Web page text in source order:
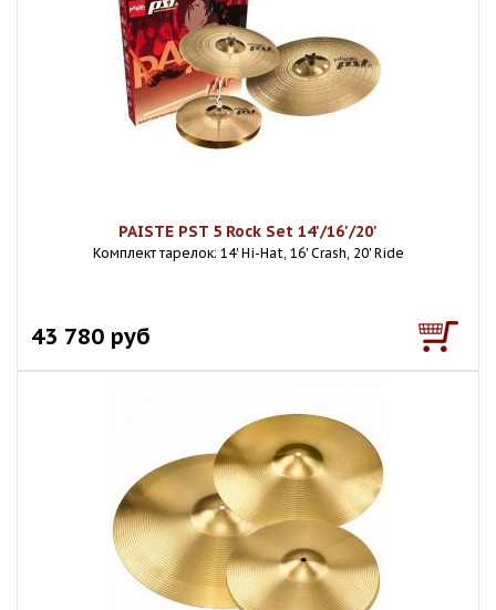
PAISTE PST 5 Rock Set 14'/16'/20'
Комплект тарелок: 14' Hi-Hat, 16' Crash, 20' Ride
43 780 руб